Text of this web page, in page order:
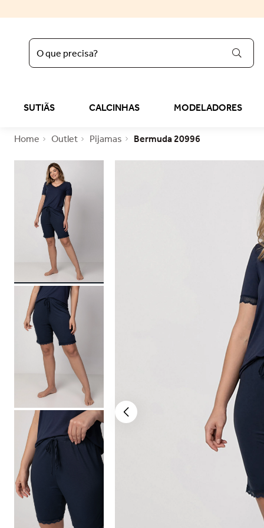
O que precisa?
SUTIÃS CALCINHAS MODELADORES
Outlet Pijamas Bermuda 20996
2º sutiã liz
4º sutop
5º sutiã
6º reducer
7º calcinha algodão
8º
9º tomara caia
10 º bermuda